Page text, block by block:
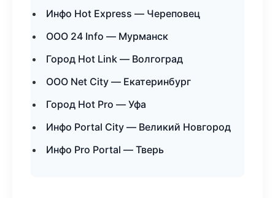
Инфо Hot Express — Череповец
ООО 24 Info — Мурманск
Город Hot Link — Волгоград
ООО Net City — Екатеринбург
Город Hot Pro — Уфа
Инфо Portal City — Великий Новгород
Инфо Pro Portal — Тверь